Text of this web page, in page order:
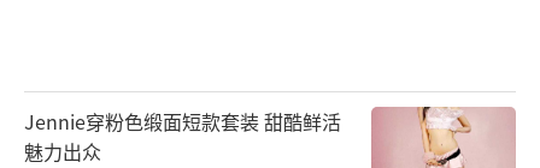
Jennie穿粉色缎面短款套装 甜酷鲜活
魅力出众